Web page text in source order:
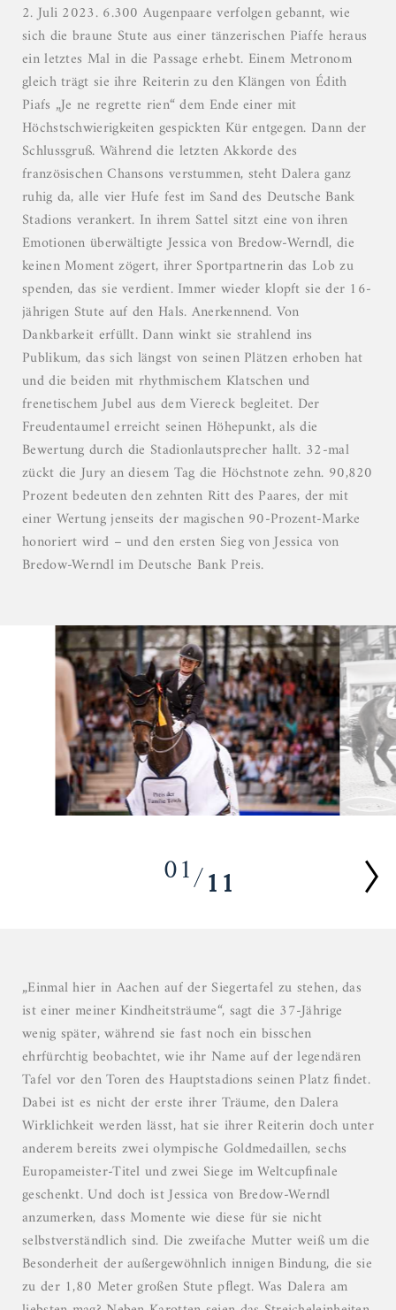
2. Juli 2023. 6.300 Augenpaare verfolgen gebannt, wie
sich die braune Stute aus einer tänzerischen Piaffe heraus
ein letztes Mal in die Passage erhebt. Einem Metronom
gleich trägt sie ihre Reiterin zu den Klängen von Édith
Piafs „Je ne regrette rien“ dem Ende einer mit
Höchstschwierigkeiten gespickten Kür entgegen. Dann der
Schlussgruß. Während die letzten Akkorde des
französischen Chansons verstummen, steht Dalera ganz
ruhig da, alle vier Hufe fest im Sand des Deutsche Bank
Stadions verankert. In ihrem Sattel sitzt eine von ihren
Emotionen überwältigte Jessica von Bredow-Werndl, die
keinen Moment zögert, ihrer Sportpartnerin das Lob zu
spenden, das sie verdient. Immer wieder klopft sie der 16-
jährigen Stute auf den Hals. Anerkennend. Von
Dankbarkeit erfüllt. Dann winkt sie strahlend ins
Publikum, das sich längst von seinen Plätzen erhoben hat
und die beiden mit rhythmischem Klatschen und
frenetischem Jubel aus dem Viereck begleitet. Der
Freudentaumel erreicht seinen Höhepunkt, als die
Bewertung durch die Stadionlautsprecher hallt. 32-mal
zückt die Jury an diesem Tag die Höchstnote zehn. 90,820
Prozent bedeuten den zehnten Ritt des Paares, der mit
einer Wertung jenseits der magischen 90-Prozent-Marke
honoriert wird – und den ersten Sieg von Jessica von
Bredow-Werndl im Deutsche Bank Preis.
01
05
06
07
08
09
10
11
11
„Einmal hier in Aachen auf der Siegertafel zu stehen, das
ist einer meiner Kindheitsträume“, sagt die 37-Jährige
wenig später, während sie fast noch ein bisschen
ehrfürchtig beobachtet, wie ihr Name auf der legendären
Tafel vor den Toren des Hauptstadions seinen Platz ﬁndet.
Dabei ist es nicht der erste ihrer Träume, den Dalera
Wirklichkeit werden lässt, hat sie ihrer Reiterin doch unter
anderem bereits zwei olympische Goldmedaillen, sechs
Europameister-Titel und zwei Siege im Weltcupﬁnale
geschenkt. Und doch ist Jessica von Bredow-Werndl
anzumerken, dass Momente wie diese für sie nicht
selbstverständlich sind. Die zweifache Mutter weiß um die
Besonderheit der außergewöhnlich innigen Bindung, die sie
zu der 1,80 Meter großen Stute pﬂegt. Was Dalera am